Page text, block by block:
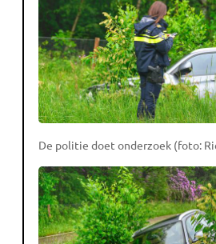
De politie doet onderzoek (foto: